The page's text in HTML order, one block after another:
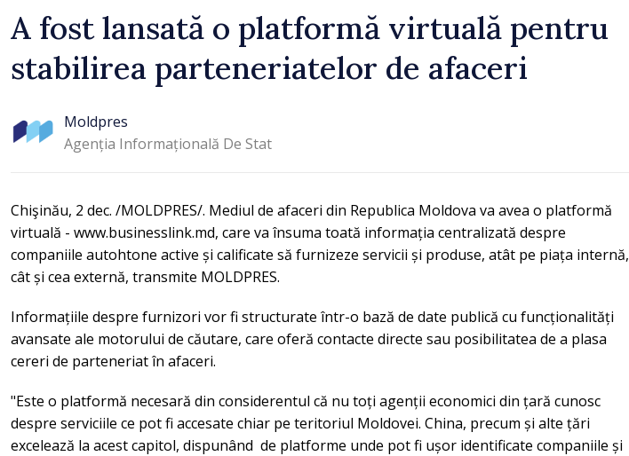
A fost lansată o platformă virtuală pentru
stabilirea parteneriatelor de afaceri
Moldpres
Agenția Informațională De Stat
Chişinău, 2 dec. /MOLDPRES/. Mediul de afaceri din Republica Moldova va avea o platformă
virtuală - www.businesslink.md, care va însuma toată informația centralizată despre
companiile autohtone active și calificate să furnizeze servicii și produse, atât pe piața internă,
cât și cea externă, transmite MOLDPRES.
Informațiile despre furnizori vor fi structurate într-o bază de date publică cu funcționalități
avansate ale motorului de căutare, care oferă contacte directe sau posibilitatea de a plasa
cereri de parteneriat în afaceri.
"Este o platformă necesară din considerentul că nu toți agenții economici din țară cunosc
despre serviciile ce pot fi accesate chiar pe teritoriul Moldovei. China, precum și alte țări
excelează la acest capitol, dispunând de platforme unde pot fi ușor identificate companiile și